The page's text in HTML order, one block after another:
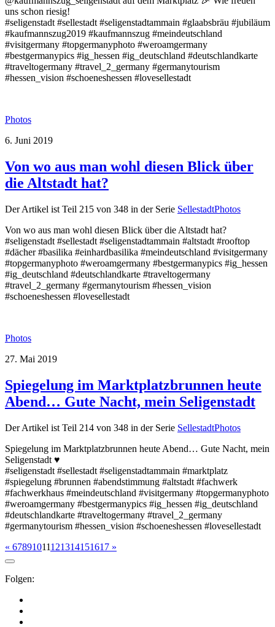
uns schon riesig!
#seligenstadt #sellestadt #seligenstadtammain #glaabsbräu #jubiläum
#kaufmannszug2019 #kaufmannszug #meindeutschland
#visitgermany #topgermanyphoto #weroamgermany
#bestgermanypics #ig_hessen #ig_deutschland #deutschlandkarte
#traveltogermany #travel_2_germany #germanytourism
#hessen_vision #schoeneshessen #lovesellestadt
Photos
6. Juni 2019
Von wo aus man wohl diesen Blick über
die Altstadt hat?
Der Artikel ist Teil 215 von 348 in der Serie SellestadtPhotos
Von wo aus man wohl diesen Blick über die Altstadt hat?
#seligenstadt #sellestadt #seligenstadtammain #altstadt #rooftop
#dächer #basilika #einhardbasilika #meindeutschland #visitgermany
#topgermanyphoto #weroamgermany #bestgermanypics #ig_hessen
#ig_deutschland #deutschlandkarte #traveltogermany
#travel_2_germany #germanytourism #hessen_vision
#schoeneshessen #lovesellestadt
Photos
27. Mai 2019
Spiegelung im Marktplatzbrunnen heute
Abend… Gute Nacht, mein Seligenstadt
Der Artikel ist Teil 214 von 348 in der Serie SellestadtPhotos
Spiegelung im Marktplatzbrunnen heute Abend… Gute Nacht, mein
Seligenstadt ♥
#seligenstadt #sellestadt #seligenstadtammain #marktplatz
#spiegelung #brunnen #abendstimmung #altstadt #fachwerk
#fachwerkhaus #meindeutschland #visitgermany #topgermanyphoto
#weroamgermany #bestgermanypics #ig_hessen #ig_deutschland
#deutschlandkarte #traveltogermany #travel_2_germany
#germanytourism #hessen_vision #schoeneshessen #lovesellestadt
« 67891011121314151617 »
Folgen: